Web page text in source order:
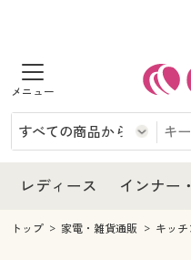
商品を探す
レディース
レディースファッション
インナー・下着
インナー・下着通販すべて
メンズ
レディース インナー
レディース
レディース通販すべて
レディースファッション
インナー・下着
インナー・下着通販すべて
メンズ
トップ 家電・雑貨通販 キッ